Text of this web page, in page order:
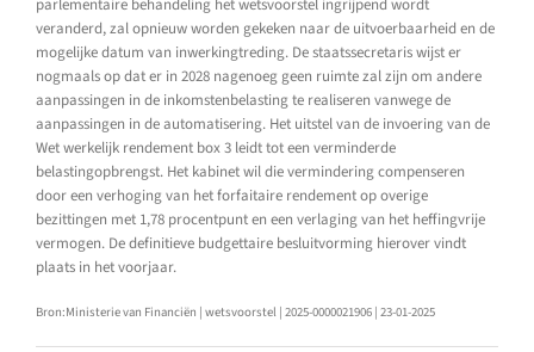
parlementaire behandeling het wetsvoorstel ingrijpend wordt
veranderd, zal opnieuw worden gekeken naar de uitvoerbaarheid en de
mogelijke datum van inwerkingtreding. De staatssecretaris wijst er
nogmaals op dat er in 2028 nagenoeg geen ruimte zal zijn om andere
aanpassingen in de inkomstenbelasting te realiseren vanwege de
aanpassingen in de automatisering. Het uitstel van de invoering van de
Wet werkelijk rendement box 3 leidt tot een verminderde
belastingopbrengst. Het kabinet wil die vermindering compenseren
door een verhoging van het forfaitaire rendement op overige
bezittingen met 1,78 procentpunt en een verlaging van het heffingvrije
vermogen. De definitieve budgettaire besluitvorming hierover vindt
plaats in het voorjaar.
Bron:Ministerie van Financiën | wetsvoorstel | 2025-0000021906 | 23-01-2025